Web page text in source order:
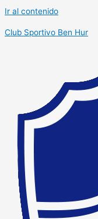
Ir al contenido
Club Sportivo Ben Hur